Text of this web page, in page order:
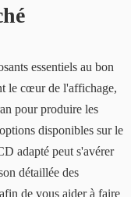
essentiels au bon
le cœur de l'affichage,
pour produire les
disponibles sur le
adapté peut s'avérer
détaillée des
de vous aider à faire